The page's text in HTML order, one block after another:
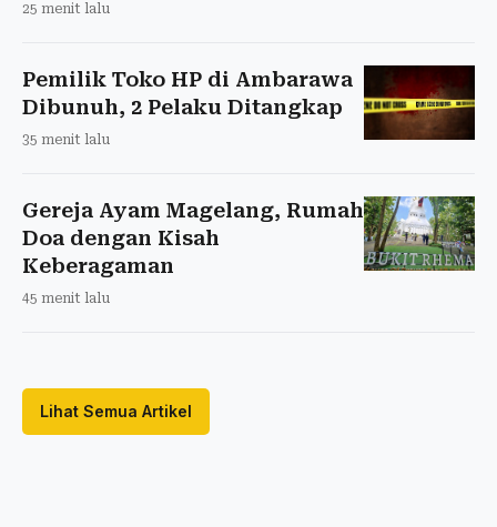
25 menit lalu
Pemilik Toko HP di Ambarawa
Dibunuh, 2 Pelaku Ditangkap
35 menit lalu
Gereja Ayam Magelang, Rumah
Doa dengan Kisah
Keberagaman
45 menit lalu
Lihat Semua Artikel